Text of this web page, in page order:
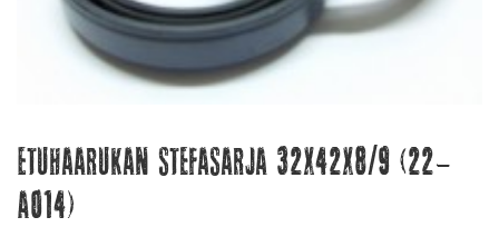
Etuhaarukan stefasarja 32x42x8/9 (22-
A014)